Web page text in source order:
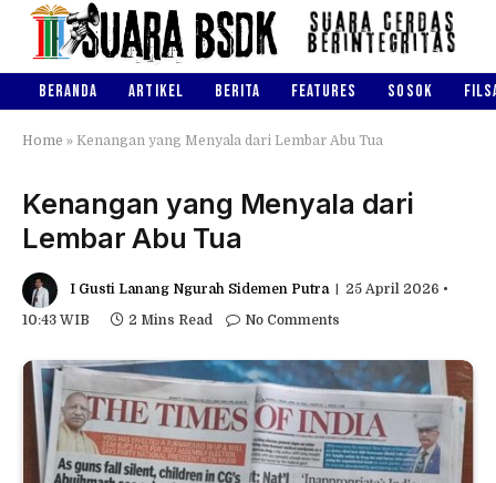
BERANDA ARTIKEL BERITA FEATURES SOSOK
Home » Kenangan yang Menyala dari Lembar Abu Tua
Kenangan yang Menyala dari
Lembar Abu Tua
I Gusti Lanang Ngurah Sidemen Putra
25 April 2026 •
10:43 WIB
2 Mins Read No Comments